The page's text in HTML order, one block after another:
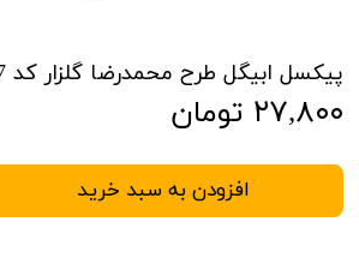
پیکسل ابیگل طرح محمدرضا گلزار کد 027
۲۷,۸۰۰ تومان
افزودن به سبد خرید